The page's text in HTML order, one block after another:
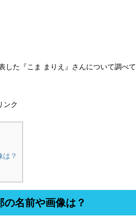
した『こま まりえ』さんについて調べて
ンク
は？
名前や画像は？